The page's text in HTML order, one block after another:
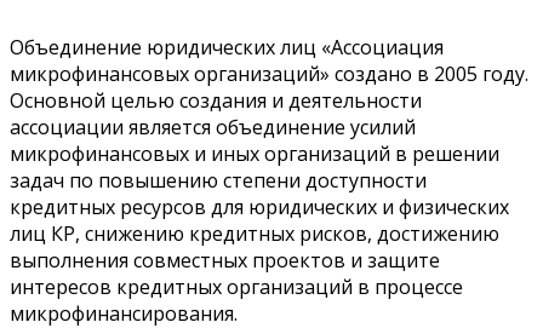
Объединение юридических лиц «Ассоциация
микрофинансовых организаций» создано в 2005 году.
Основной целью создания и деятельности
ассоциации является объединение усилий
микрофинансовых и иных организаций в решении
задач по повышению степени доступности
кредитных ресурсов для юридических и физических
лиц КР, снижению кредитных рисков, достижению
выполнения совместных проектов и защите
интересов кредитных организаций в процессе
микрофинансирования.